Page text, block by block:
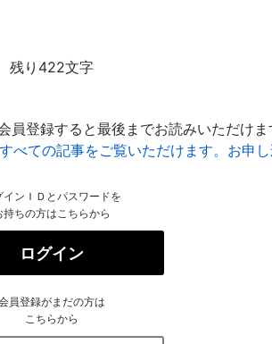
残り422文字
員登録すると最後までお読みいただけま
べての記事をご覧いただけます。お申
インＩＤとパスワードを
持ちの方はこちらから
ログイン
員登録がまだの方は
こちらから